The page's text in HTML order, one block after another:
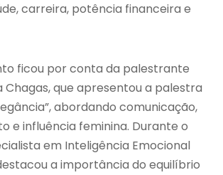
carreira, potência financeira e
ficou por conta da palestrante
Chagas, que apresentou a palestra
abordando comunicação,
e influência feminina. Durante o
em Inteligência Emocional
a importância do equilíbrio